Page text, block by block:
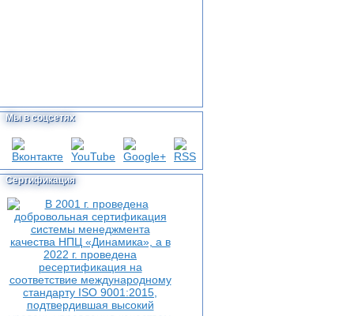
Мы в соцсетях
Сертификация